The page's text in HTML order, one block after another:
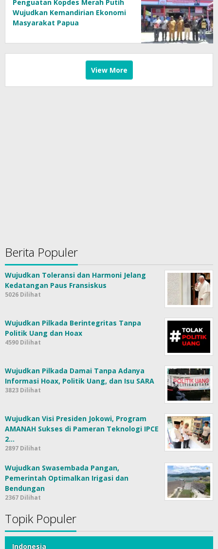
Penguatan Kopdes Merah Putih
Wujudkan Kemandirian Ekonomi
Masyarakat Papua
View More
Berita Populer
Wujudkan Toleransi dan Harmoni Jelang
Kedatangan Paus Fransiskus
5026 Dilihat
Wujudkan Pilkada Berintegritas Tanpa
Politik Uang dan Hoax
4590 Dilihat
Wujudkan Pilkada Damai Tanpa Adanya
Informasi Hoax, Politik Uang, dan Isu SARA
3823 Dilihat
Wujudkan Visi Presiden Jokowi, Program
AMANAH Sukses di Pameran Teknologi IPCE
2…
2897 Dilihat
Wujudkan Swasembada Pangan,
Pemerintah Optimalkan Irigasi dan
Bendungan
2367 Dilihat
Topik Populer
Indonesia